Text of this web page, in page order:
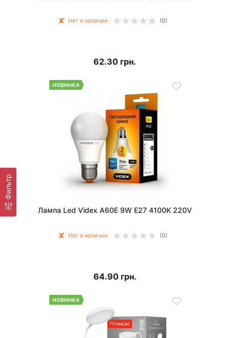
Нет в наличии (0)
62.30 грн.
Лампа Led Videx A60E 9W E27 4100K 220V
Нет в наличии (0)
64.90 грн.
Фильтр